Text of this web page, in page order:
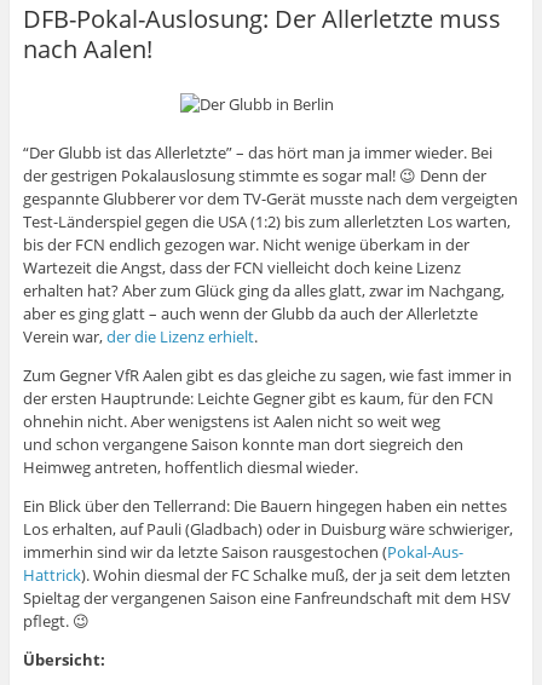
DFB-Pokal-Auslosung: Der Allerletzte muss
nach Aalen!
“Der Glubb ist das Allerletzte” – das hört man ja immer wieder. Bei
der gestrigen Pokalauslosung stimmte es sogar mal! 😉 Denn der
gespannte Glubberer vor dem TV-Gerät musste nach dem vergeigten
Test-Länderspiel gegen die USA (1:2) bis zum allerletzten Los warten,
bis der FCN endlich gezogen war. Nicht wenige überkam in der
Wartezeit die Angst, dass der FCN vielleicht doch keine Lizenz
erhalten hat? Aber zum Glück ging da alles glatt, zwar im Nachgang,
aber es ging glatt – auch wenn der Glubb da auch der Allerletzte
Verein war,der die Lizenz erhielt.
Zum Gegner VfR Aalen gibt es das gleiche zu sagen, wie fast immer in
der ersten Hauptrunde: Leichte Gegner gibt es kaum, für den FCN
ohnehin nicht. Aber wenigstens ist Aalen nicht so weit weg
und schon vergangene Saison konnte man dort siegreich den
Heimweg antreten, hoffentlich diesmal wieder.
Ein Blick über den Tellerrand: Die Bauern hingegen haben ein nettes
Los erhalten, auf Pauli (Gladbach) oder in Duisburg wäre schwieriger,
immerhin sind wir da letzte Saison rausgestochen (Pokal-Aus-
Hattrick). Wohin diesmal der FC Schalke muß, der ja seit dem letzten
Spieltag der vergangenen Saison eine Fanfreundschaft mit dem HSV
pflegt. 😉
Übersicht: